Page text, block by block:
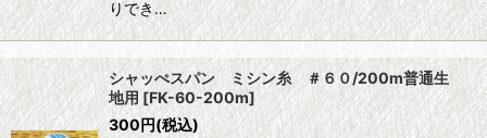
りでき…
シャッぺスパン ミシン糸 ＃６０/200m普通生
地用 [FK-60-200m]
300円(税込)